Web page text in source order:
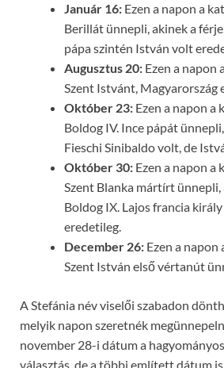
Január 16: Ezen a napon a
Berillát ünnepli, akinek a
pápa szintén István volt
Augusztus 20: Ezen a napon
Szent Istvánt, Magyarország
Október 23: Ezen a napon a
Boldog IV. Ince pápát
Fieschi Sinibaldo volt, de
Október 30: Ezen a napon a
Szent Blanka mártírt ünnepli,
Boldog IX. Lajos francia
eredetileg.
December 26: Ezen a napon
Szent István első vértanút
A Stefánia név viselői szabadon
melyik napon szeretnék
november 28-i dátum a
választás, de a többi említett dátum